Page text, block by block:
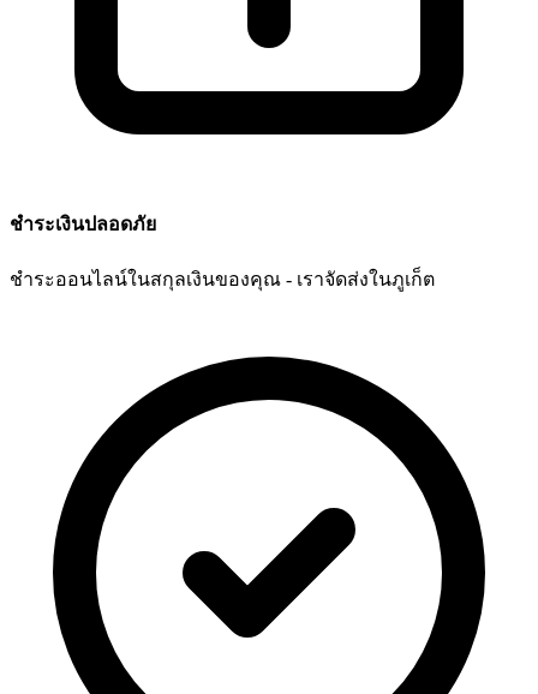
ชำระเงินปลอดภัย
ชำระออนไลน์ในสกุลเงินของคุณ - เราจัดส่งในภูเก็ต